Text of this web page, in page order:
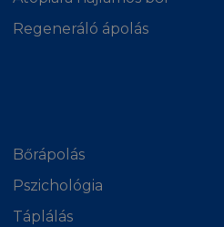
Regeneráló ápolás
Bőrápolás
Pszichológia
Táplálás
A Feltételek a Magyar jog